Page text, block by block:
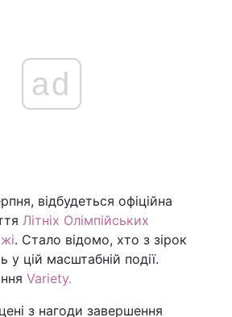
Політика
Світ
ad
відбудеться офіційна
Літніх Олімпійських
. Стало відомо, хто з зірок
у цій масштабній події.
Variety.
з нагоди завершення